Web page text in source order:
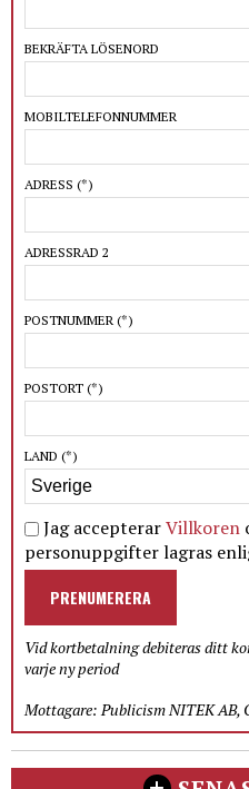
BEKRÄFTA LÖSENORD
MOBILTELEFONNUMMER
ADRESS (*)
ADRESSRAD 2
POSTNUMMER (*)
POSTORT (*)
LAND (*)
Jag accepterarVillkoren
personuppgifter lagras
PRENUMERERA
Vid kortbetalning debiteras ditt
varje ny period
Mottagare: Publicism NITEK AB,